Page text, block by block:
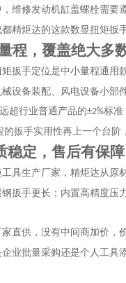
维修发动机缸盖螺栓需要
精炬达的这款数显扭矩扳
程，覆盖绝大多
扳手定位是中小量程通用
设备装配、风电设备小部
超行业普通产品的±2%标准
的扳手实用性再上一个台阶
稳定，售后有保障
具生产厂家，精炬达从原
扳手更长；内置高精度压
直供，没有中间商加价，
业批量采购还是个人工具